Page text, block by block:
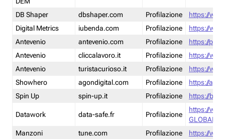
DB Shaper
dbshaper.com Profilazione
https://
Digital Metrics
iubenda.com Profilazione
https://
Antevenio
antevenio.com Profilazione
https://
Antevenio
cliccalavoro.it Profilazione
https://
Antevenio
turistacurioso.it Profilazione
https://
Showhero
agondigital.com Profilazione
https://
Spin Up
spin-up.it Profilazione https://
Datawork data-safe.fr Profilazione
https://
GLOBAL-
Manzoni
tune.com Profilazione
https://